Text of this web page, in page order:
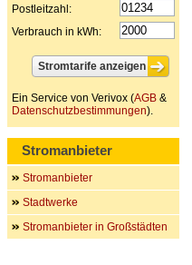
Postleitzahl:
Verbrauch in kWh:
Ein Service von Verivox (AGB &
Datenschutzbestimmungen).
Stromanbieter
Stromanbieter
Stadtwerke
Stromanbieter in Großstädten